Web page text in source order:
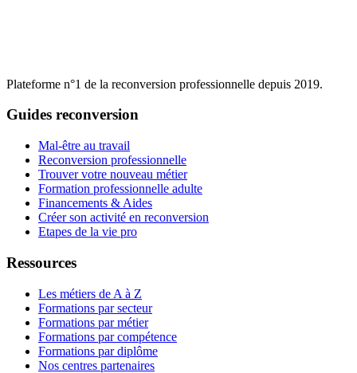
Plateforme n°1 de la reconversion professionnelle depuis 2019.
Guides reconversion
Mal-être au travail
Reconversion professionnelle
Trouver votre nouveau métier
Formation professionnelle adulte
Financements & Aides
Créer son activité en reconversion
Etapes de la vie pro
Ressources
Les métiers de A à Z
Formations par secteur
Formations par métier
Formations par compétence
Formations par diplôme
Nos centres partenaires